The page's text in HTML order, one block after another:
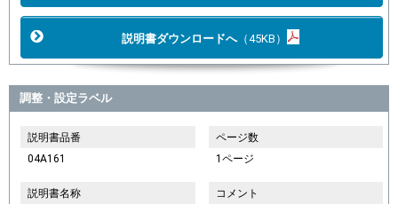
説明書ダウンロードへ（45KB）
調整・設定ラベル
説明書品番
04A161
ページ数
1ページ
説明書名称 コメント